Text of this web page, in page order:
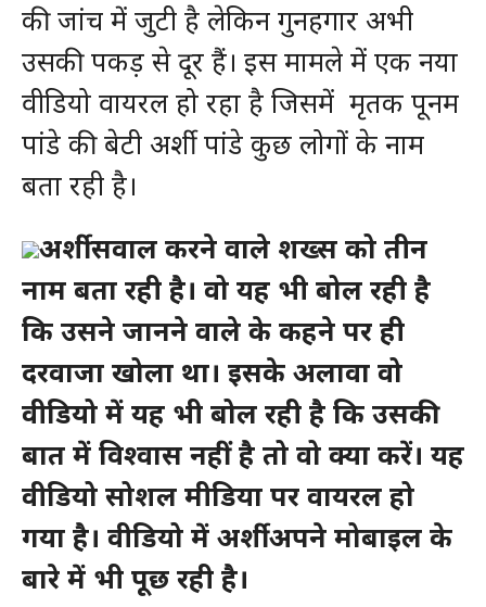
की जांच में जुटी है लेकिन गुनहगार अभी
उसकी पकड़ से दूर हैं। इस मामले में एक नया
वीडियो वायरल हो रहा है जिसमें मृतक पूनम
पांडे की बेटी अर्शी पांडे कुछ लोगों के नाम
बता रही है।
अर्शी सवाल करने वाले शख्स को तीन
नाम बता रही है। वो यह भी बोल रही है
कि उसने जानने वाले के कहने पर ही
दरवाजा खोला था। इसके अलावा वो
वीडियो में यह भी बोल रही है कि उसकी
बात में विश्वास नहीं है तो वो क्या करें। यह
वीडियो सोशल मीडिया पर वायरल हो
गया है। वीडियो में अर्शी अपने मोबाइल के
बारे में भी पूछ रही है।